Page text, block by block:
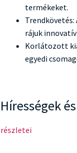
termékeket.
rájuk
Korlátozott
egyedi
Hírességek
Kiko
részletei